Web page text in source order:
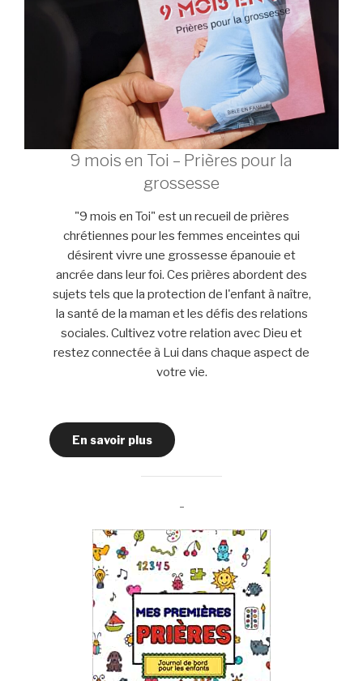
9 mois en Toi – Prières pour la
grossesse
"9 mois en Toi" est un recueil de prières
chrétiennes pour les femmes enceintes qui
désirent vivre une grossesse épanouie et
ancrée dans leur foi. Ces prières abordent des
sujets tels que la protection de l'enfant à naître,
la santé de la maman et les défis des relations
sociales. Cultivez votre relation avec Dieu et
restez connectée à Lui dans chaque aspect de
votre vie.
En savoir plus
-